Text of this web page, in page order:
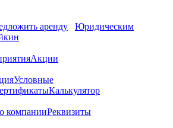
аренду
Юридическим
Акции
Условные
Калькулятор
компанииРеквизиты